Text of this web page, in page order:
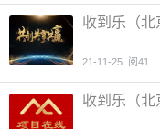
收到乐（
21-11-25 阅41
收到乐（北